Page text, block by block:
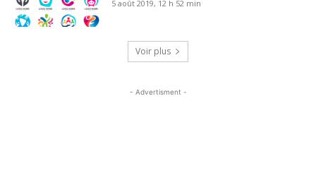
5 août 2019, 12 h 52 min
Voir plus
- Advertisment -